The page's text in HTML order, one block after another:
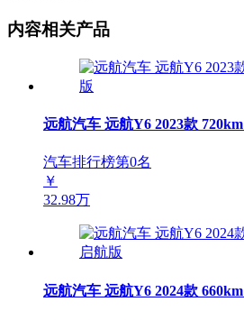
内容相关产品
远航汽车 远航Y6 2023款
汽车排行榜第0名
￥
32.98万
远航汽车 远航Y6 2024款